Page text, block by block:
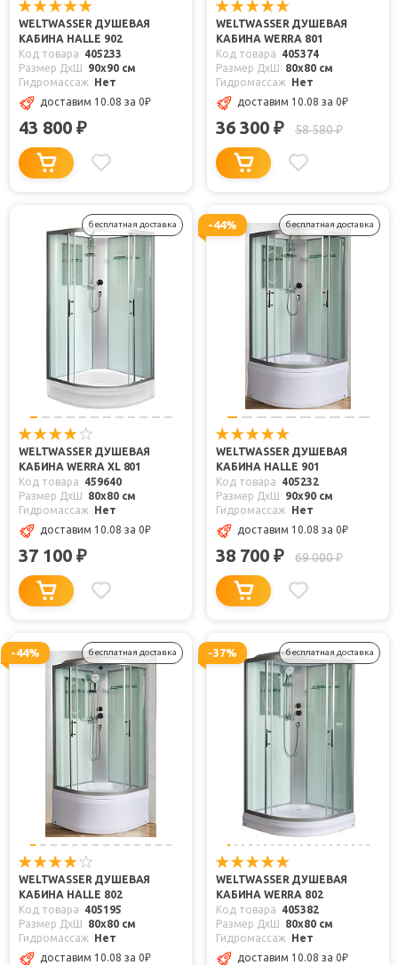
WELTWASSER ДУШЕВАЯ
КАБИНА HALLE 902
Код товара
405233
Размер ДхШ
90x90 см
Гидромассаж
Нет
доставим 10.08 за 0₽
43 800 ₽
WELTWASSER ДУШЕВАЯ
КАБИНА WERRA 801
Код товара
405374
Размер ДхШ
80x80 см
Гидромассаж
Нет
доставим 10.08 за 0₽
36 300 ₽ 58 580₽
бесплатная доставка
WELTWASSER ДУШЕВАЯ
КАБИНА WERRA XL 801
Код товара
459640
Размер ДхШ
80x80 см
Гидромассаж
Нет
доставим 10.08 за 0₽
37 100 ₽
-44% бесплатная доставка
WELTWASSER ДУШЕВАЯ
КАБИНА HALLE 901
Код товара
405232
Размер ДхШ
90x90 см
Гидромассаж
Нет
доставим 10.08 за 0₽
38 700 ₽ 69 000₽
-44% бесплатная доставка
WELTWASSER ДУШЕВАЯ
КАБИНА HALLE 802
Код товара
405195
Размер ДхШ
80x80 см
Гидромассаж
Нет
доставим 10.08 за 0₽
-37% бесплатная доставка
WELTWASSER ДУШЕВАЯ
КАБИНА WERRA 802
Код товара
405382
Размер ДхШ
80x80 см
Гидромассаж
Нет
доставим 10.08 за 0₽